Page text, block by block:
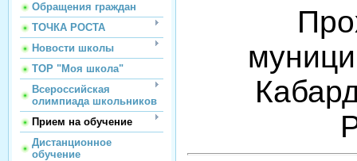
Обращения граждан
ТОЧКА РОСТА
Новости школы
ТОР "Моя школа"
Всероссийская
олимпиада школьников
Прием на обучение
Дистанционное
обучение